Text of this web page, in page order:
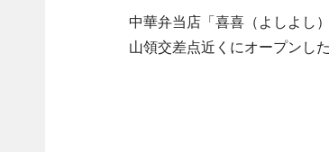
中華弁当店「喜喜（よしよし
山領交差点近くにオープンした